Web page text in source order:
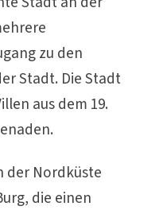
zu den
Stadt. Die Stadt
aus dem 19.
der Nordküste
die einen